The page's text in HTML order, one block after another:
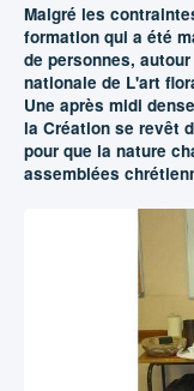
Malgré les
formation qui a été
de personnes,
nationale de L'art
Une après midi
la Création se revêt
pour que la nature
assemblées